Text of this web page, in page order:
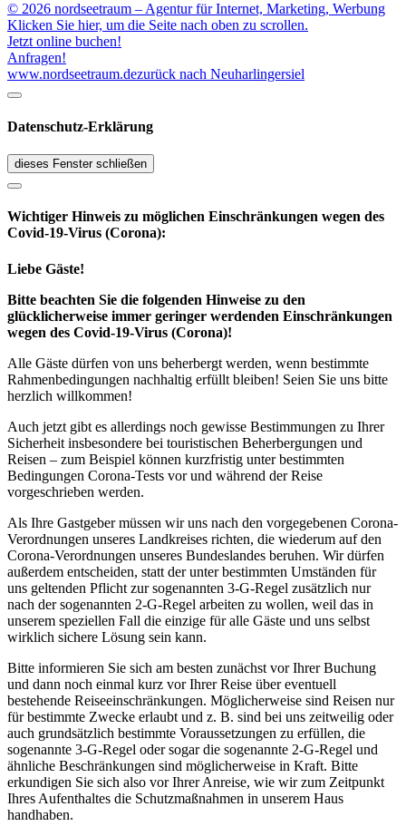
© 2026 nordseetraum – Agentur für Internet, Marketing, Werbung
Klicken Sie hier, um die Seite nach oben zu scrollen.
Jetzt online buchen!
Anfragen!
www.nordseetraum.dezurück nach Neuharlingersiel
Datenschutz-Erklärung
dieses Fenster schließen
Wichtiger Hinweis zu möglichen Ein­schränk­ungen wegen des
Covid-19-Virus (Corona):
Liebe Gäste!
Bitte beachten Sie die folgenden Hinweise zu den
glücklicherweise immer geringer werdenden Einschränkungen
wegen des Covid-19-Virus (Corona)!
Alle Gäste dürfen von uns beherbergt werden, wenn bestimmte
Rahmenbedingungen nachhaltig erfüllt bleiben! Seien Sie uns bitte
herzlich willkommen!
Auch jetzt gibt es allerdings noch gewisse Bestimmungen zu Ihrer
Sicherheit insbesondere bei touristischen Beherbergungen und
Reisen – zum Beispiel können kurzfristig unter bestimmten
Bedingungen Corona-Tests vor und während der Reise
vorgeschrieben werden.
Als Ihre Gastgeber müssen wir uns nach den vorgegebenen Corona-
Verordnungen unseres Landkreises richten, die wiederum auf den
Corona-Verordnungen unseres Bundeslandes beruhen. Wir dürfen
außerdem entscheiden, statt der unter bestimmten Umständen für
uns geltenden Pflicht zur sogenannten 3-G-Regel zusätzlich nur
nach der sogenannten 2-G-Regel arbeiten zu wollen, weil das in
unserem speziellen Fall die einzige für alle Gäste und uns selbst
wirklich sichere Lösung sein kann.
Bitte informieren Sie sich am besten zunächst vor Ihrer Buchung
und dann noch einmal kurz vor Ihrer Reise über eventuell
bestehende Reiseeinschränkungen. Möglicherweise sind Reisen nur
für bestimmte Zwecke erlaubt und z. B. sind bei uns zeitweilig oder
auch grundsätzlich bestimmte Voraussetzungen zu erfüllen, die
sogenannte 3-G-Regel oder sogar die sogenannte 2-G-Regel und
ähnliche Beschränkungen sind möglicherweise in Kraft. Bitte
erkundigen Sie sich also vor Ihrer Anreise, wie wir zum Zeitpunkt
Ihres Aufenthaltes die Schutzmaßnahmen in unserem Haus
handhaben.